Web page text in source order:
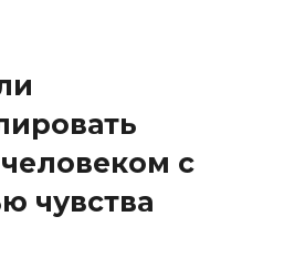
с
чувства